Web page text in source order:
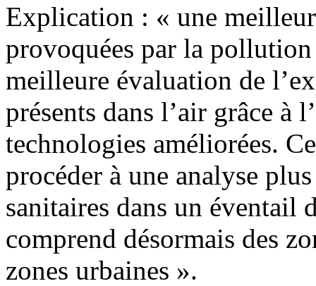
Explication : « une
provoquées par la
meilleure évaluation de
présents dans l’air grâce à
technologies améliorées.
procéder à une analyse
sanitaires dans un éventail
comprend désormais des
zones urbaines ».